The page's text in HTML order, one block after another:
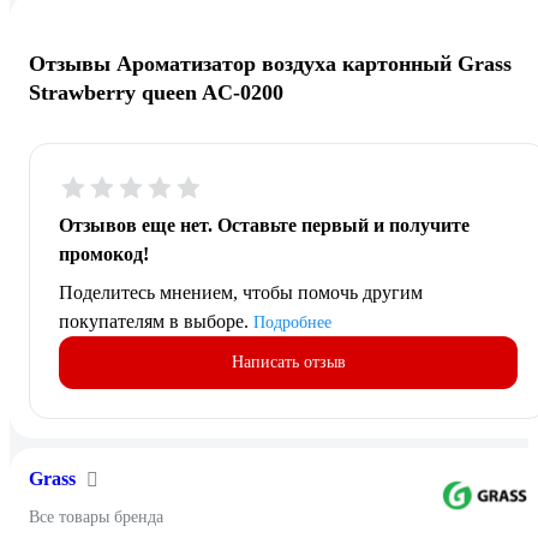
Отзывы Ароматизатор воздуха картонный Grass
Strawberry queen AC-0200
Отзывов еще нет. Оставьте первый и получите
промокод!
Поделитесь мнением, чтобы помочь другим
покупателям в выборе. Подробнее
Написать отзыв
Grass
Все товары бренда